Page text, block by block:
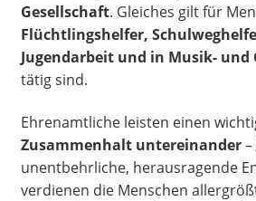
Gesellschaft. Gleiches gilt für
Flüchtlingshelfer,
Jugendarbeit und in Musik- und
tätig sind.
Ehrenamtliche leisten einen
Zusammenhalt untereinander
unentbehrliche, herausragende
verdienen die Menschen